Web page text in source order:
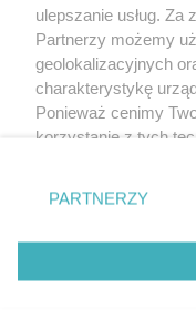
ulepszanie usług. Za
Partnerzy możemy
geolokalizacyjnych
charakterystykę
Ponieważ cenimy
korzystanie z tych
zmienić/wycofać
znajdujący się w
rodzaje
użytkownika, ale
przetwarzaniu.
PARTNERZY